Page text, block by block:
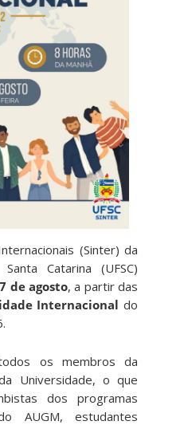
(Sinter) da
Catarina (UFSC)
7 de agosto, a partir das
Internacional do
os membros da
Universidade, o que
dos programas
AUGM, estudantes